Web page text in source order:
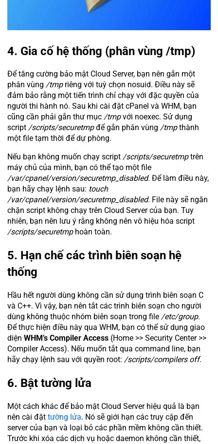
4. Gia cố hệ thống (phân vùng /tmp)
Để tăng cường bảo mật Cloud Server, bạn nên gắn một
phân vùng /tmpriêng với tuỳ chọn nosuid. Điều này sẽ
đảm bảo rằng một tiến trình chỉ chạy với đặc quyền của
người thi hành nó. Sau khi cài đặt cPanel và WHM, bạn
cũng cần phải gắn thư mục /tmpvới noexec. Sử dụng
script /scripts/securetmpđể gắn phân vùng /tmpthành
một file tạm thời để dự phòng.
Nếu bạn không muốn chạy script /scripts/securetmptrên
máy chủ của mình, bạn có thể tạo một file
/var/cpanel/version/securetmp_disabled. Để làm điều này,
bạn hãy chạy lệnh sau: touch
/var/cpanel/version/securetmp_disabled. File này sẽ ngăn
chặn script không chạy trên Cloud Server của bạn. Tuy
nhiên, bạn nên lưu ý rằng không nên vô hiệu hóa script
/scripts/securetmphoàn toàn.
5. Hạn chế các trình biên soạn hệ
thống
Hầu hết người dùng không cần sử dụng trình biên soạn C
và C++. Vì vậy, bạn nên tắt các trình biên soạn cho người
dùng không thuộc nhóm biên soạn trong file /etc/group.
Để thực hiện điều này qua WHM, bạn có thể sử dụng giao
diện WHM’s Compiler Access (Home >> Security Center >>
Compiler Access). Nếu muốn tắt qua command line, bạn
hãy chạy lệnh sau với quyền root: /scripts/compilers off.
6. Bật tường lửa
Một cách khác để bảo mật Cloud Server hiệu quả là bạn
nên cài đặt tường lửa. Nó sẽ giới hạn các truy cập đến
server của bạn và loại bỏ các phần mềm không cần thiết.
Trước khi xóa các dịch vụ hoặc daemon không cần thiết,